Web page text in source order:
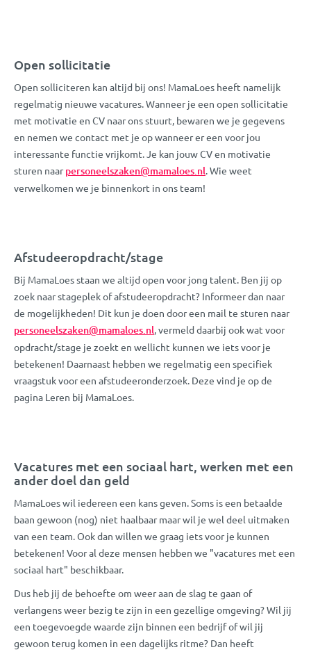
Open sollicitatie
Open solliciteren kan altijd bij ons! MamaLoes heeft namelijk
regelmatig nieuwe vacatures. Wanneer je een open sollicitatie
met motivatie en CV naar ons stuurt, bewaren we je gegevens
en nemen we contact met je op wanneer er een voor jou
interessante functie vrijkomt. Je kan jouw CV en motivatie
sturen naarpersoneelszaken@mamaloes.nl. Wie weet
verwelkomen we je binnenkort in ons team!
Afstudeeropdracht/stage
Bij MamaLoes staan we altijd open voor jong talent. Ben jij op
zoek naar stageplek of afstudeeropdracht? Informeer dan naar
de mogelijkheden! Dit kun je doen door een mail te sturen naar
personeelszaken@mamaloes.nl, vermeld daarbij ook wat voor
opdracht/stage je zoekt en wellicht kunnen we iets voor je
betekenen! Daarnaast hebben we regelmatig een specifiek
vraagstuk voor een afstudeeronderzoek. Deze vind je op de
pagina Leren bij MamaLoes.
Vacatures met een sociaal hart, werken met een
ander doel dan geld
MamaLoes wil iedereen een kans geven. Soms is een betaalde
baan gewoon (nog) niet haalbaar maar wil je wel deel uitmaken
van een team. Ook dan willen we graag iets voor je kunnen
betekenen! Voor al deze mensen hebben we "vacatures met een
sociaal hart" beschikbaar.
Dus heb jij de behoefte om weer aan de slag te gaan of
verlangens weer bezig te zijn in een gezellige omgeving? Wil jij
een toegevoegde waarde zijn binnen een bedrijf of wil jij
gewoon terug komen in een dagelijks ritme? Dan heeft